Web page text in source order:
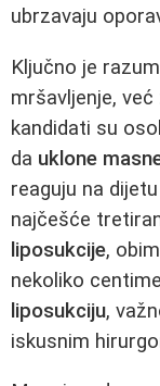
ubrzavaju
Ključno je
mršavljenje,
kandidati su
da uklone
reaguju na
najčešće
liposukcije,
nekoliko
liposukciju,
iskusnim